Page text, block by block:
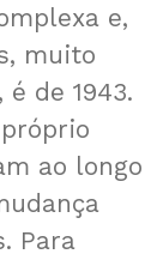
e,
muito
é de 1943.
ao longo
Para